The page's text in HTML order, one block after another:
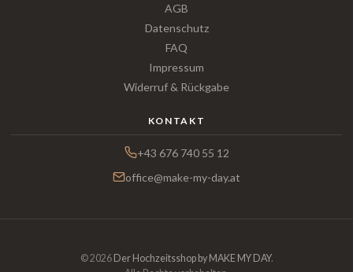
AGB
Datenschutz
FAQ
Impressum
Widerruf & Rückgabe
KONTAKT
+43 676 740 55 12
office@make-my-day.at
© 2026 Der Hochzeitsshop by MAKE MY DAY.